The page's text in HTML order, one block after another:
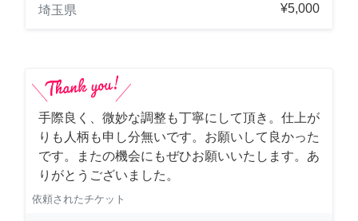
埼玉県
¥5,000
手際良く、微妙な調整も丁寧にして頂き。仕上が
りも人柄も申し分無いです。お願いして良かった
です。またの機会にもぜひお願いいたします。あ
りがとうございました。
依頼されたチケット